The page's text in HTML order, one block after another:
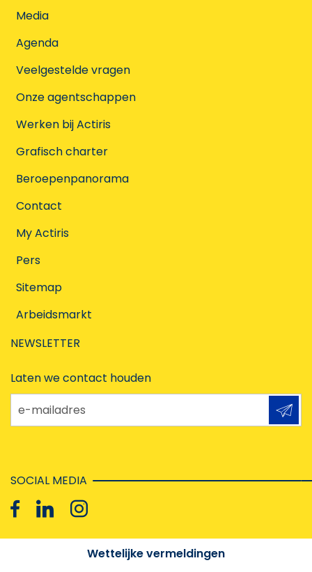
Media
Agenda
Veelgestelde vragen
Onze agentschappen
Werken bij Actiris
Grafisch charter
Beroepenpanorama
Contact
My Actiris
Pers
Sitemap
Arbeidsmarkt
NEWSLETTER
Laten we contact houden
e-mailadres
SOCIAL MEDIA
Wettelijke vermeldingen